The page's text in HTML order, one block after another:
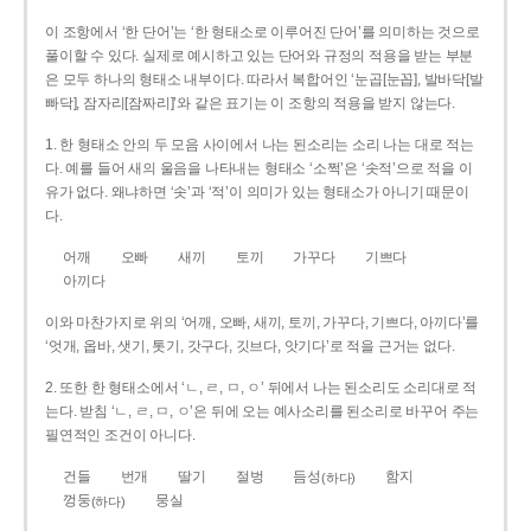
이 조항에서 ‘한 단어’는 ‘한 형태소로 이루어진 단어’를 의미하는 것으로
풀이할 수 있다. 실제로 예시하고 있는 단어와 규정의 적용을 받는 부분
은 모두 하나의 형태소 내부이다. 따라서 복합어인 ‘눈곱[눈꼽], 발바닥[발
빠닥], 잠자리[잠짜리]’와 같은 표기는 이 조항의 적용을 받지 않는다.
1. 한 형태소 안의 두 모음 사이에서 나는 된소리는 소리 나는 대로 적는
다. 예를 들어 새의 울음을 나타내는 형태소 ‘소쩍’은 ‘솟적’으로 적을 이
유가 없다. 왜냐하면 ‘솟’과 ‘적’이 의미가 있는 형태소가 아니기 때문이
다.
어깨 오빠 새끼 토끼 가꾸다
기쁘다
아끼다
이와 마찬가지로 위의 ‘어깨, 오빠, 새끼, 토끼, 가꾸다, 기쁘다, 아끼다’를
‘엇개, 옵바, 샛기, 톳기, 갓구다, 깃브다, 앗기다’로 적을 근거는 없다.
2. 또한 한 형태소에서 ‘ㄴ, ㄹ, ㅁ, ㅇ’ 뒤에서 나는 된소리도 소리대로 적
는다. 받침 ‘ㄴ, ㄹ, ㅁ, ㅇ’은 뒤에 오는 예사소리를 된소리로 바꾸어 주는
필연적인 조건이 아니다.
건들 번개 딸기 절벙 듬성(하다)
함지
껑둥(하다) 뭉실